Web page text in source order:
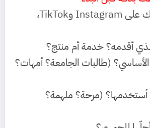
قبل فتح حساباتك على Instagram وTikTok،
أقدمه؟ خدمة أم منتج؟
(طالبات الجامعة؟ أمهات؟
أستخدمها؟ (مرحة؟ ملهمة؟